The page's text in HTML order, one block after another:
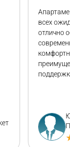
всех
отлично